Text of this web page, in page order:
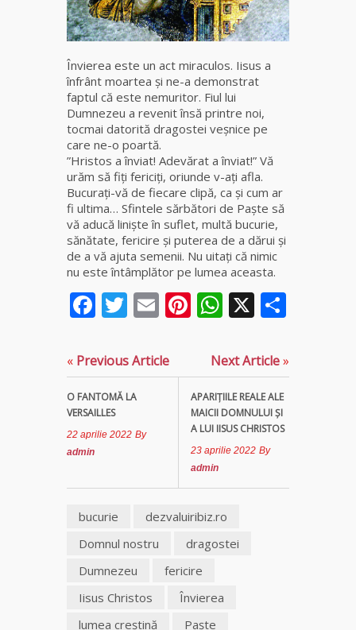
vindecătoare
de farmece și
vrăjitoare
de magie
albă și
neagră
Vanessa
Clarvăzătoarea
Elena Natașa
Morgana,
maestra
magiei
negre
Învierea este un act miraculos. Iisus a
înfrânt moartea şi ne-a demonstrat
faptul că este nemuritor. Fiul lui
Dumnezeu a revenit însă printre noi,
tocmai datorită dragostei veşnice pe
care ne-o poartă.
”Hristos a înviat! Adevărat a înviat!” Vă
urăm să fiţi fericiţi, oriunde v-aţi afla.
Bucuraţi-vă de fiecare clipă, ca şi cum ar
fi ultima… Sfintele sărbători de Paște să
vă aducă liniște în suflet, multă bucurie,
sănătate, fericire și puterea de a dărui și
de a vă ajuta semenii. Nu uitaţi că nimic
nu este întâmplător pe lumea aceasta.
Facebook
Twitter
EmailPinterest
WhatsApp
X
« Previous Article
O FANTOMĂ LA
VERSAILLES
22 aprilie 2022 By
admin
Next Article»
APARIŢIILE REALE ALE
MAICII DOMNULUI ŞI
A LUI IISUS CHRISTOS
23 aprilie 2022 By
admin
bucurie
dezvaluiribiz.ro
Domnul nostru
dragostei
Dumnezeu
fericire
Iisus Christos
Învierea
lumea creştină
Paşte